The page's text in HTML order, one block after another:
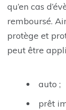
qu’en cas
remboursé.
protège et
peut être
auto ;
prêt